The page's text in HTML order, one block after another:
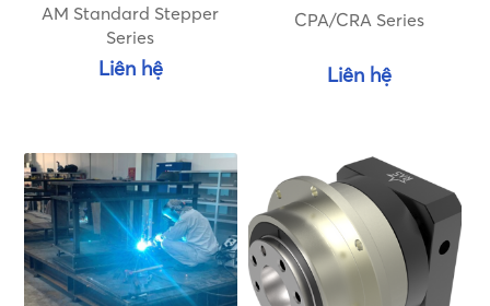
AM Standard Stepper
Series
Liên hệ
CPA/CRA Series
Liên hệ